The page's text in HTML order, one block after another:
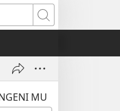
Fwayeni
MU